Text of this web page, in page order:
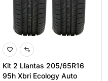
Kit 2 Llantas 205/65R16
95h Xbri Ecology Auto